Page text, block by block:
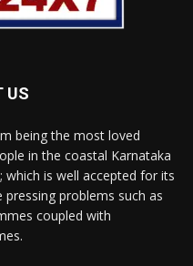
US
being the most loved
in the coastal Karnataka
is well accepted for its
problems such as
coupled with